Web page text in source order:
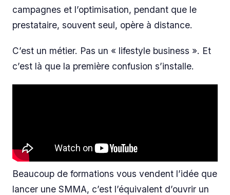
campagnes et l’optimisation, pendant que le
prestataire, souvent seul, opère à distance.
C’est un métier. Pas un « lifestyle business ». Et
c’est là que la première confusion s’installe.
Beaucoup de formations vous vendent l’idée que
lancer une SMMA, c’est l’équivalent d’ouvrir un